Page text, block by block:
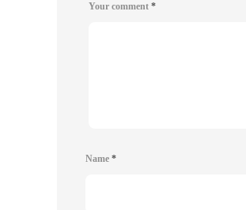
Your comment *
Name *